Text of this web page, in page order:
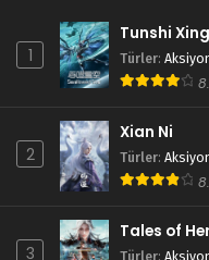
1
Tunshi
Türler:
2
Xian Ni
Türler:
3
Tales of
Türler: